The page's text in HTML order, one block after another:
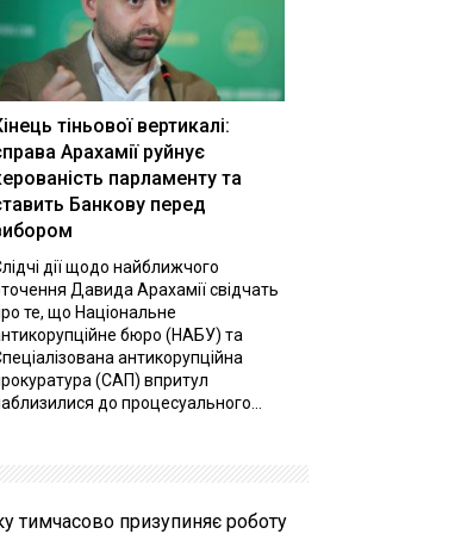
тіньової вертикалі:
Арахамії руйнує
парламенту та
Банкову перед
дії щодо найближчого
Давида Арахамії свідчать
те, що Національне
бюро (НАБУ) та
антикорупційна
(САП) впритул
до процесуального...
тимчасово призупиняє роботу